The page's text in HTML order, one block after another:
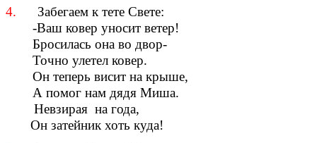
4. Забегаем к тете Свете:
-Ваш ковер уносит ветер!
Бросилась она во двор-
Точно улетел ковер.
Он теперь висит на крыше,
А помог нам дядя Миша.
Невзирая на года,
Он затейник хоть куда!